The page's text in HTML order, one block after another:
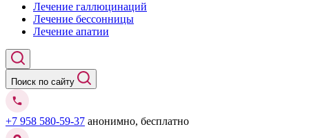
Лечение галлюцинаций
Лечение бессонницы
Лечение апатии
Поиск по сайту
+7 958 580-59-37 анонимно, бесплатно